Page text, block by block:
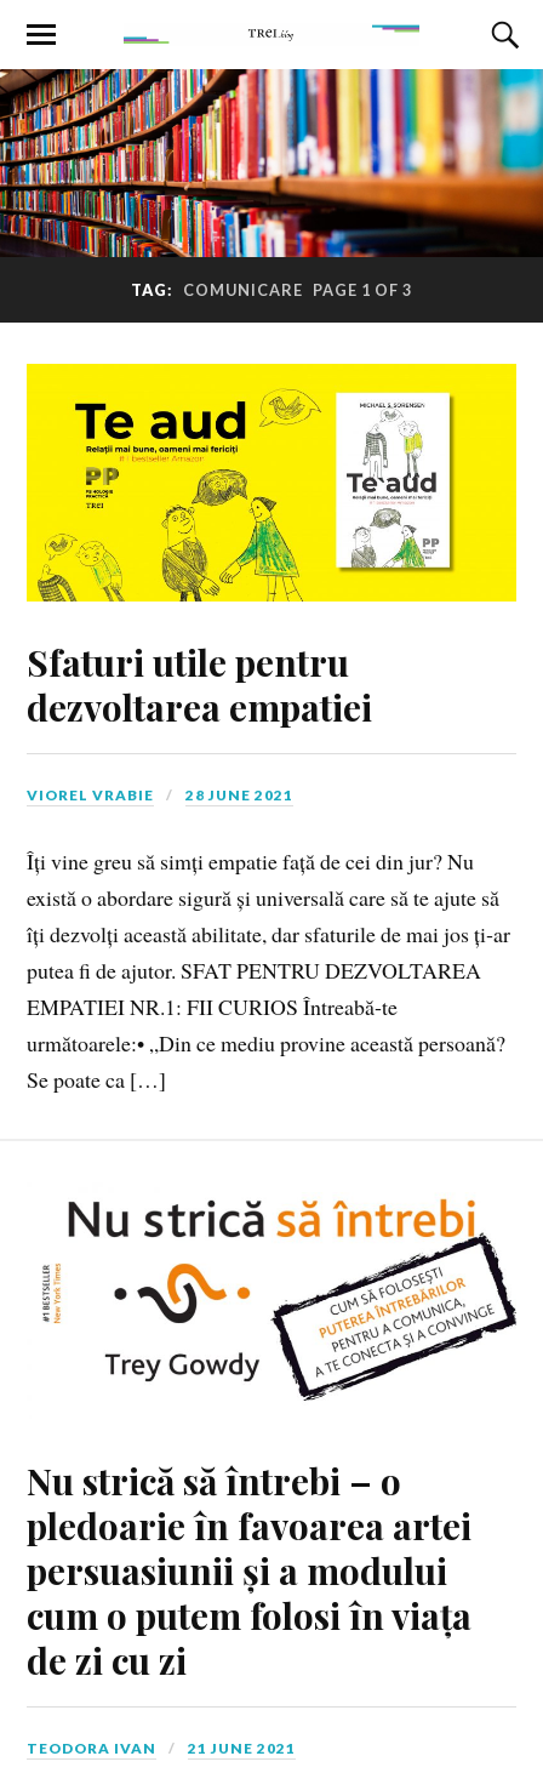
TAG: COMUNICARE PAGE 1 OF 3
Sfaturi utile pentru
dezvoltarea empatiei
VIOREL VRABIE 28 JUNE 2021
Îți vine greu să simți empatie față de cei din jur? Nu
există o abordare sigură și universală care să te ajute să
îți dezvolți această abilitate, dar sfaturile de mai jos ți‑ar
putea fi de ajutor. SFAT PENTRU DEZVOLTAREA
EMPATIEI NR.1: FII CURIOS Întreabă‑te
următoarele:• „Din ce mediu provine această persoană?
Se poate ca […]
Nu strică să întrebi – o
pledoarie în favoarea artei
persuasiunii și a modului
cum o putem folosi în viața
de zi cu zi
TEODORA IVAN 21 JUNE 2021